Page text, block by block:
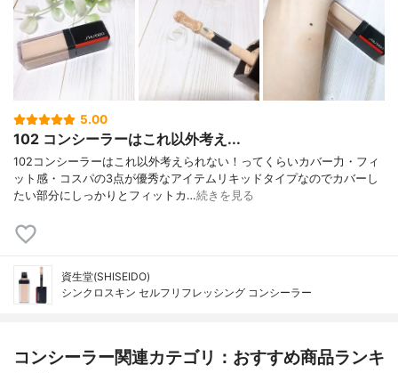
5.00
102 コンシーラーはこれ以外考え...
102コンシーラーはこれ以外考えられない！ってくらいカバー力・フィ
ット感・コスパの3点が優秀なアイテムリキッドタイプなのでカバーし
たい部分にしっかりとフィットカ…続きを見る
資生堂(SHISEIDO)
シンクロスキン セルフリフレッシング コンシーラー
コンシーラー関連カテゴリ：おすすめ商品ランキ